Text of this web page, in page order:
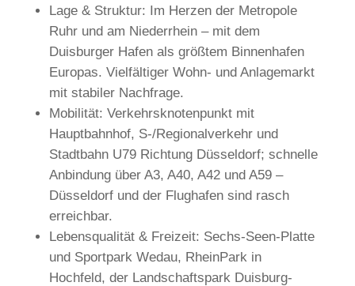
Lage & Struktur: Im Herzen der Metropole
Ruhr und am Niederrhein – mit dem
Duisburger Hafen als größtem Binnenhafen
Europas. Vielfältiger Wohn- und Anlagemarkt
mit stabiler Nachfrage.
Mobilität: Verkehrsknotenpunkt mit
Hauptbahnhof, S-/Regionalverkehr und
Stadtbahn U79 Richtung Düsseldorf; schnelle
Anbindung über A3, A40, A42 und A59 –
Düsseldorf und der Flughafen sind rasch
erreichbar.
Lebensqualität & Freizeit: Sechs-Seen-Platte
und Sportpark Wedau, RheinPark in
Hochfeld, der Landschaftspark Duisburg-